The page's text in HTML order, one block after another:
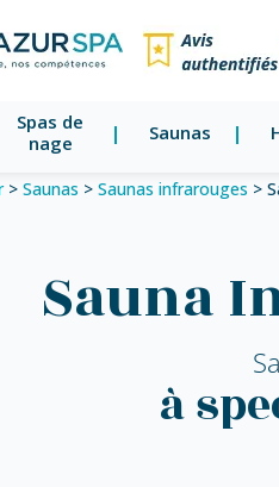
Spas de
nage
Saunas
>Saunas >Saunas infrarouges >
Sauna
à